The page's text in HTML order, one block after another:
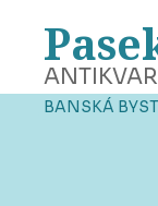
BANSKÁ